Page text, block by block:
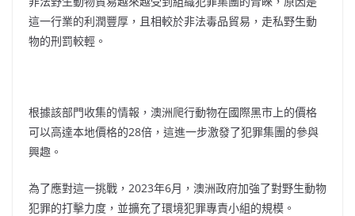
這一行業的利潤豐厚，且相較於非法毒品貿易，走私野生動
物的刑罰較輕。
根據該部門收集的情報，澳洲爬行動物在國際黑市上的價格
可以高達本地價格的28倍，這進一步激發了犯罪集團的參與
興趣。
為了應對這一挑戰，2023年6月，澳洲政府加強了對野生動物
犯罪的打擊力度，並擴充了環境犯罪專責小組的規模。